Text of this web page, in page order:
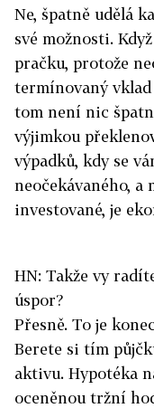
Ne, špatně udělá
své možnosti.
pračku, protože
termínovaný
tom není nic
výjimkou
výpadků, kdy se
neočekávaného, a
investované, je
HN: Takže vy
úspor?
Přesně. To je
Berete si tím
aktivu. Hypotéka
oceněnou tržní